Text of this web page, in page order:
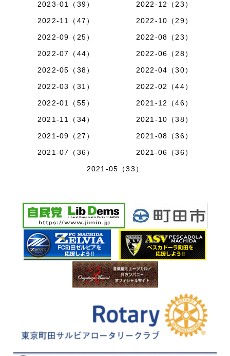
2023-01（39）
2022-12（23）
2022-11（47）
2022-10（29）
2022-09（25）
2022-08（23）
2022-07（44）
2022-06（28）
2022-05（38）
2022-04（30）
2022-03（31）
2022-02（44）
2022-01（55）
2021-12（46）
2021-11（34）
2021-10（38）
2021-09（27）
2021-08（36）
2021-07（36）
2021-06（36）
2021-05（33）